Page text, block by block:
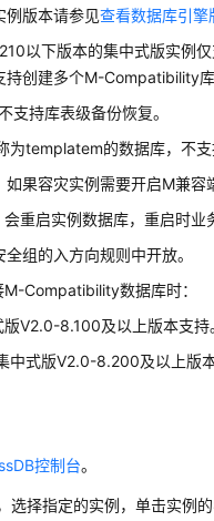
例版本请参见查看数据库引擎
以下版本的集中式版实例
持创建多个M-Compatibility库
持库表级备份恢复。
为templatem的数据库，不支
果容灾实例需要开启M兼容
重启实例数据库，重启时业
组的入方向规则中开放。
Compatibility数据库时：
V2.0-8.100及以上版本支持
中式版V2.0-8.200及以上版本
控制台。
选择指定的实例，单击实例